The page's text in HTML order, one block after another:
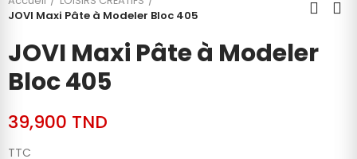
JOVI Maxi Pâte à Modeler Bloc 405
JOVI Maxi Pâte à Modeler
Bloc 405
39,900 TND
TTC